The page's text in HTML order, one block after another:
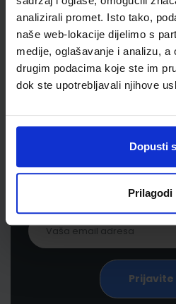
analizirali promet. Isto tako,
naše web-lokacije dijelimo s
medije, oglašavanje i analizu, a
drugim podacima koje ste im
dok ste upotrebljavali njihove
Dopusti
Prilagodi
proizvodima i